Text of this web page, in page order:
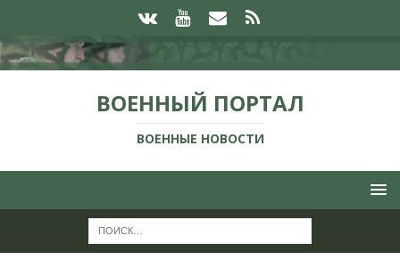
ВОЕННЫЙ ПОРТАЛ
ВОЕННЫЕ НОВОСТИ